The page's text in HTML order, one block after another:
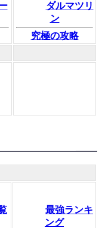
ダルマツリ
ン
究極の攻略
最強ランキ
ング